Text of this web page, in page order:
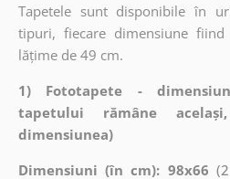
Tapetele sunt disponibile în
tipuri, fiecare dimensiune
lățime de 49 cm.
1) Fototapete -
tapetului rămâne
dimensiunea)
Dimensiuni (în cm): 98x66